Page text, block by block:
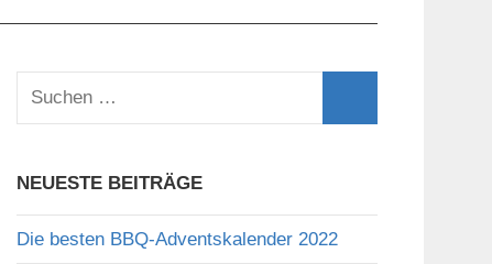
Suchen
NEUESTE BEITRÄGE
Die besten BBQ-Adventskalender 2022